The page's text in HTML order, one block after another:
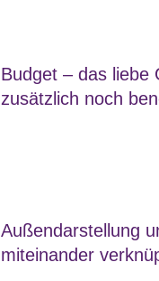
Budget – das liebe
zusätzlich noch
Außendarstellung
miteinander